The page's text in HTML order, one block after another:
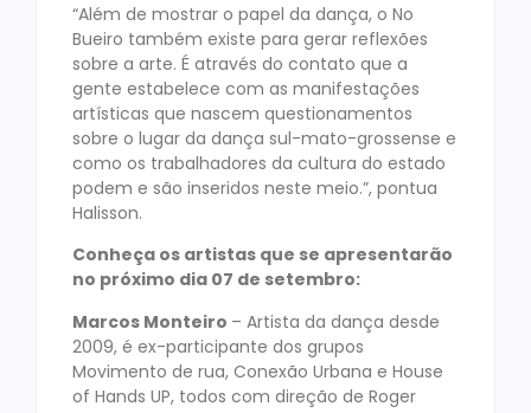
“Além de mostrar o papel da dança, o No
Bueiro também existe para gerar reflexões
sobre a arte. É através do contato que a
gente estabelece com as manifestações
artísticas que nascem questionamentos
sobre o lugar da dança sul-mato-grossense e
como os trabalhadores da cultura do estado
podem e são inseridos neste meio.”, pontua
Halisson.‌‌‌
Conheça os artistas que se apresentarão
no próximo dia 07 de setembro:
Marcos Monteiro – Artista da dança desde
2009, é ex-participante dos grupos
Movimento de rua, Conexão Urbana e House
of Hands UP, todos com direção de Roger